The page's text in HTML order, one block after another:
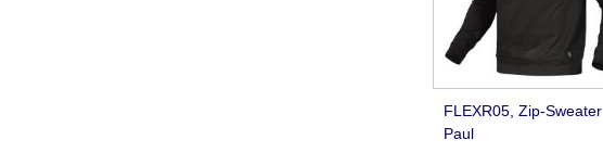
FLEXR05, Zip-Sweater
Paul